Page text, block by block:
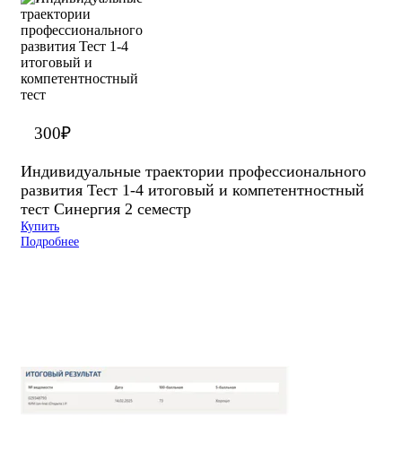
300₽
Индивидуальные траектории профессионального
развития Тест 1-4 итоговый и компетентностный
тест Синергия 2 семестр
Купить
Подробнее